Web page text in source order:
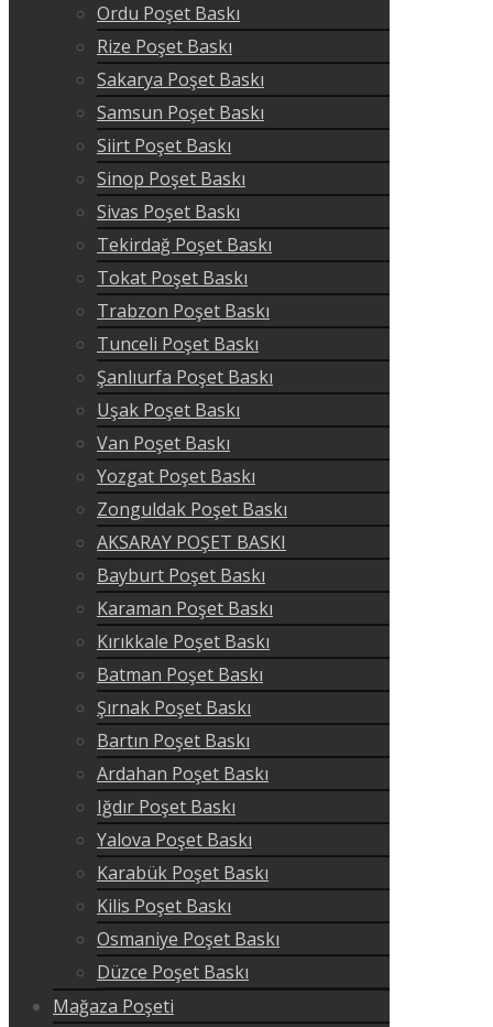
Ordu Poşet Baskı
Rize Poşet Baskı
Sakarya Poşet Baskı
Samsun Poşet Baskı
Siirt Poşet Baskı
Sinop Poşet Baskı
Sivas Poşet Baskı
Tekirdağ Poşet Baskı
Tokat Poşet Baskı
Trabzon Poşet Baskı
Tunceli Poşet Baskı
Şanlıurfa Poşet Baskı
Uşak Poşet Baskı
Van Poşet Baskı
Yozgat Poşet Baskı
Zonguldak Poşet Baskı
AKSARAY POŞET BASKI
Bayburt Poşet Baskı
Karaman Poşet Baskı
Kırıkkale Poşet Baskı
Batman Poşet Baskı
Şırnak Poşet Baskı
Bartın Poşet Baskı
Ardahan Poşet Baskı
Iğdır Poşet Baskı
Yalova Poşet Baskı
Karabük Poşet Baskı
Kilis Poşet Baskı
Osmaniye Poşet Baskı
Düzce Poşet Baskı
Mağaza Poşeti